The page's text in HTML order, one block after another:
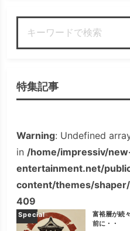
特集記事
Warning: Undefined
in /home/impressiv/
entertainment.net/
content/themes/
409
Special
富裕層が続
前に・・